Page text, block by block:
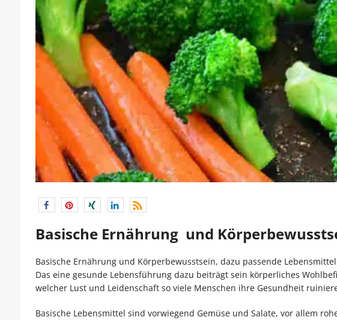
Basische Ernährung und
Basische Ernährung und Körperbewusstsein, dazu passende
Das eine gesunde Lebensführung dazu beiträgt sein körperliches
welcher Lust und Leidenschaft so viele Menschen ihre Gesundheit
Basische Lebensmittel sind vorwiegend Gemüse und Salate, vor allem